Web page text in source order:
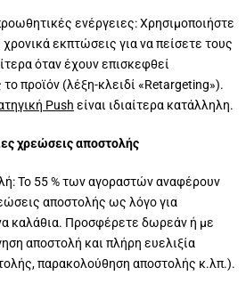
ενέργειες: Χρησιμοποιήστε
εκπτώσεις για να πείσετε τους
όταν έχουν επισκεφθεί
προϊόν (λέξη-κλειδί «Retargeting»).
Push είναι ιδιαίτερα κατάλληλη.
χρεώσεις αποστολής
Το 55 % των αγοραστών αναφέρουν
αποστολής ως λόγο για
καλάθια. Προσφέρετε δωρεάν ή με
αποστολή και πλήρη ευελιξία
παρακολούθηση αποστολής κ.λπ.).